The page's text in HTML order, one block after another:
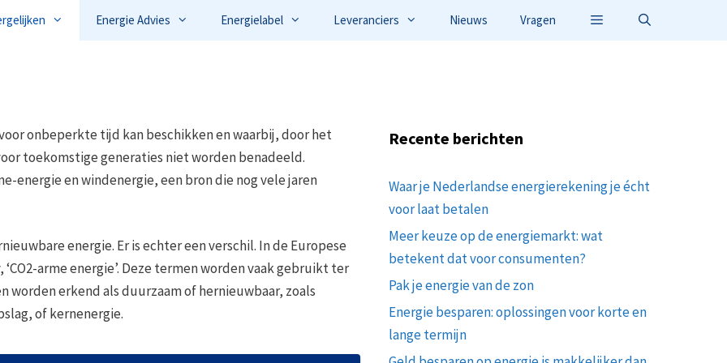
Energie Advies Energielabel Leveranciers Nieuws Vragen
onbeperkte tijd kan beschikken en waarbij, door het
toekomstige generaties niet worden benadeeld.
energie en windenergie, een bron die nog vele jaren
energie. Er is echter een verschil. In de Europese
arme energie’. Deze termen worden vaak gebruikt ter
erkend als duurzaam of hernieuwbaar, zoals
of kernenergie.
Recente berichten
Waar je Nederlandse energierekening je écht
voor laat betalen
Meer keuze op de energiemarkt: wat
betekent dat voor consumenten?
Pak je energie van de zon
Energie besparen: oplossingen voor korte en
lange termijn